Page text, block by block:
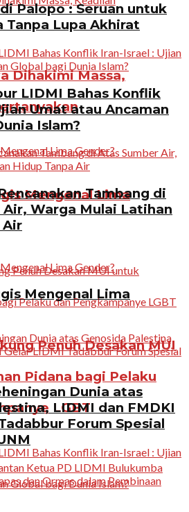
Dihakimi Massa,
Mengenal Lima
Penuh Desakan MUI
Pidana bagi Pelaku
LGBT
Palopo : Seruan untuk
Tanpa Lupa Akhirat
LIDMI Bahas Konflik
Umat atau Ancaman
Islam?
Tambang di
Warga Mulai Latihan
Air
Mengenal Lima
Dunia atas
LIDMI dan FMDKI
Forum Spesial